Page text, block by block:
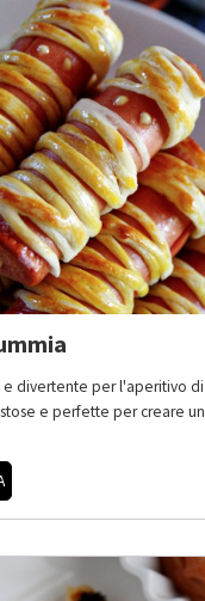
divertente per l'aperitivo
e perfette per creare